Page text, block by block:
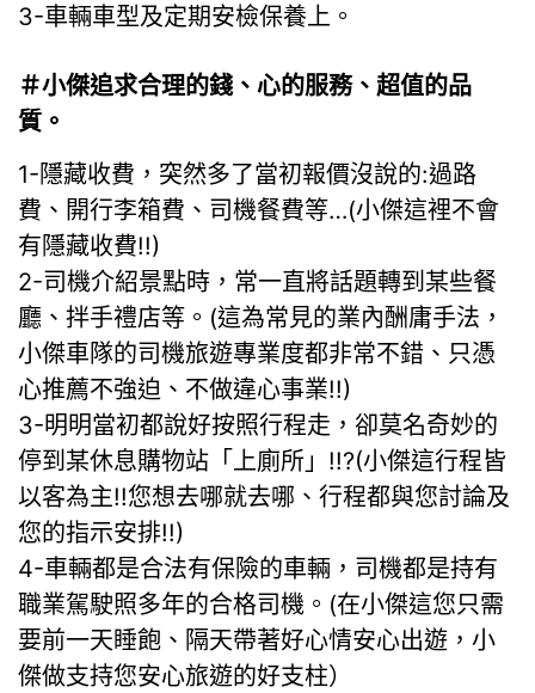
3-車輛車型及定期安檢保養上。
＃小傑追求合理的錢、心的服務、超值的品
質。
1-隱藏收費，突然多了當初報價沒說的:過路
費、開行李箱費、司機餐費等…(小傑這裡不會
有隱藏收費!!)
2-司機介紹景點時，常一直將話題轉到某些餐
廳、拌手禮店等。(這為常見的業內酬庸手法，
小傑車隊的司機旅遊專業度都非常不錯、只憑
心推薦不強迫、不做違心事業!!)
3-明明當初都說好按照行程走，卻莫名奇妙的
停到某休息購物站「上廁所」!!?(小傑這行程皆
以客為主!!您想去哪就去哪、行程都與您討論及
您的指示安排!!)
4-車輛都是合法有保險的車輛，司機都是持有
職業駕駛照多年的合格司機。(在小傑這您只需
要前一天睡飽、隔天帶著好心情安心出遊，小
傑做支持您安心旅遊的好支柱）